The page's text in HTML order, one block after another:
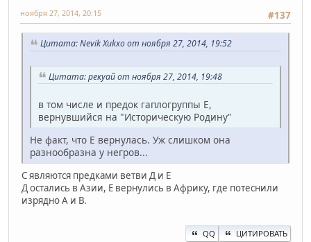
#137
ноября 27, 2014, 20:15
Цитата: Nevik Xukxo от ноября 27, 2014, 19:52
Цитата: рекуай от ноября 27, 2014, 19:48
в том числе и предок гаплогруппы Е,
вернувшийся на "Историческую Родину"
Не факт, что E вернулась. Уж слишком она
разнообразна у негров...
С являются предками ветви Д и Е
Д остались в Азии, Е вернулись в Африку, где потеснили
изрядно А и В.
QQ ЦИТИРОВАТЬ